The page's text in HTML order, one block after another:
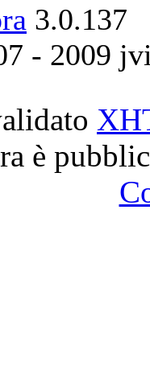
3.0.137
- 2009
è